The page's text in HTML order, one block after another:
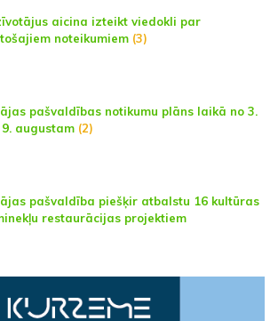
aicina izteikt viedokli par
noteikumiem (3)
pašvaldības notikumu plāns laikā no 3.
augustam (2)
pašvaldība piešķir atbalstu 16 kultūras
restaurācijas projektiem